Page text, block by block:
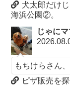
犬太郎だけ
海浜公園②。
じゃにマ
もちけらさん
ピザ販売を